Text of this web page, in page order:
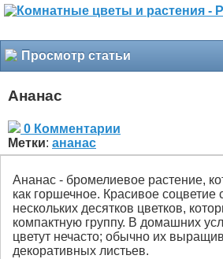
Просмотр статьи
Ананас
0 Комментарии
Метки: ананас
Ананас - бромелиевое растение,
как горшечное. Красивое соцветие
нескольких десятков цветков,
компактную группу. В домашних
цветут нечасто; обычно их
декоративных листьев.